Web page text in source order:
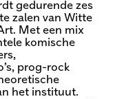
gedurende zes
zalen van Witte
Met een mix
komische
prog-rock
het instituut.